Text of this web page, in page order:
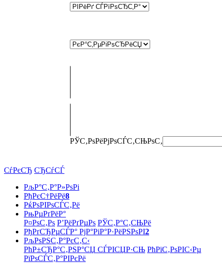
РЎС‚РѕРёРјРѕСЃС‚СЊРѕС‚
СѓРєСЂ СЂСѓСЃ
РљР°С‚Р°Р»РѕРі
РђРєС†РёРё8
РќРѕРІРѕСЃС‚Рё
РњРµРґРёР°
Р¤РѕС‚Рѕ Р’РёРґРµРѕ РЎС‚Р°С‚СЊРё
РђРґСЂРµСЃР° РјР°РіР°Р·РёРЅРѕРІ2
РљРѕРЅС‚Р°РєС‚С‹
РћР±СЂР°С‚РЅР°СЏ СЃРІСЏР·СЊ РћРїС‚РѕРІС‹Рµ
РїРѕСЃС‚Р°РІРєРё